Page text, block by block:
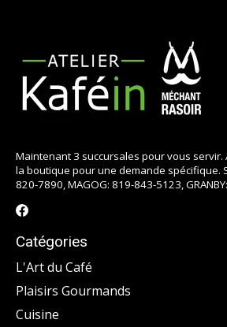
Maintenant 3 succursales pour vous servir.
la boutique pour une demande spécifique.
820-7890, MAGOG: 819-843-5123,
Catégories
L'Art du Café
Plaisirs Gourmands
Cuisine